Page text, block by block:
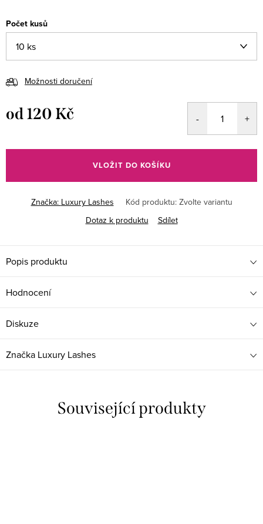
Počet kusů
Možnosti doručení
od120 Kč
VLOŽIT DO KOŠÍKU
Značka: Luxury Lashes Kód produktu: Zvolte variantu
Dotaz k produktu
Sdílet
Popis produktu
Hodnocení
Diskuze
Značka Luxury Lashes
Související produkty